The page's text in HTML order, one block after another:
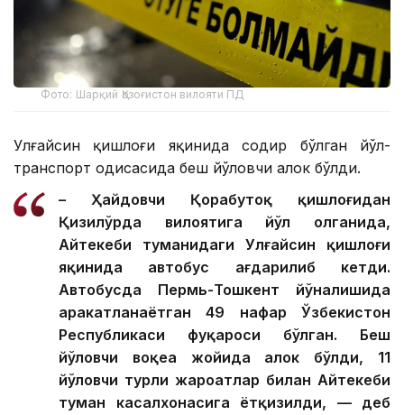
Фото: Шарқий Қозоғистон вилояти ПД
Улғайсин қишлоғи яқинида содир бўлган йўл-
транспорт ҳодисасида беш йўловчи ҳалок бўлди.
– Ҳайдовчи Қорабутоқ қишлоғидан
Қизилўрда вилоятига йўл олганида,
Айтекеби туманидаги Улғайсин қишлоғи
яқинида автобус ағдарилиб кетди.
Автобусда Пермь-Тошкент йўналишида
ҳаракатланаётган 49 нафар Ўзбекистон
Республикаси фуқароси бўлган. Беш
йўловчи воқеа жойида ҳалок бўлди, 11
йўловчи турли жароҳатлар билан Айтекеби
туман касалхонасига ётқизилди, — деб